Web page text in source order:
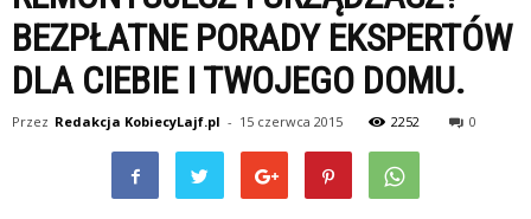
BEZPŁATNE PORADY EKSPERTÓW
DLA CIEBIE I TWOJEGO DOMU.
Przez Redakcja KobiecyLajf.pl - 15 czerwca 2015 2252 0